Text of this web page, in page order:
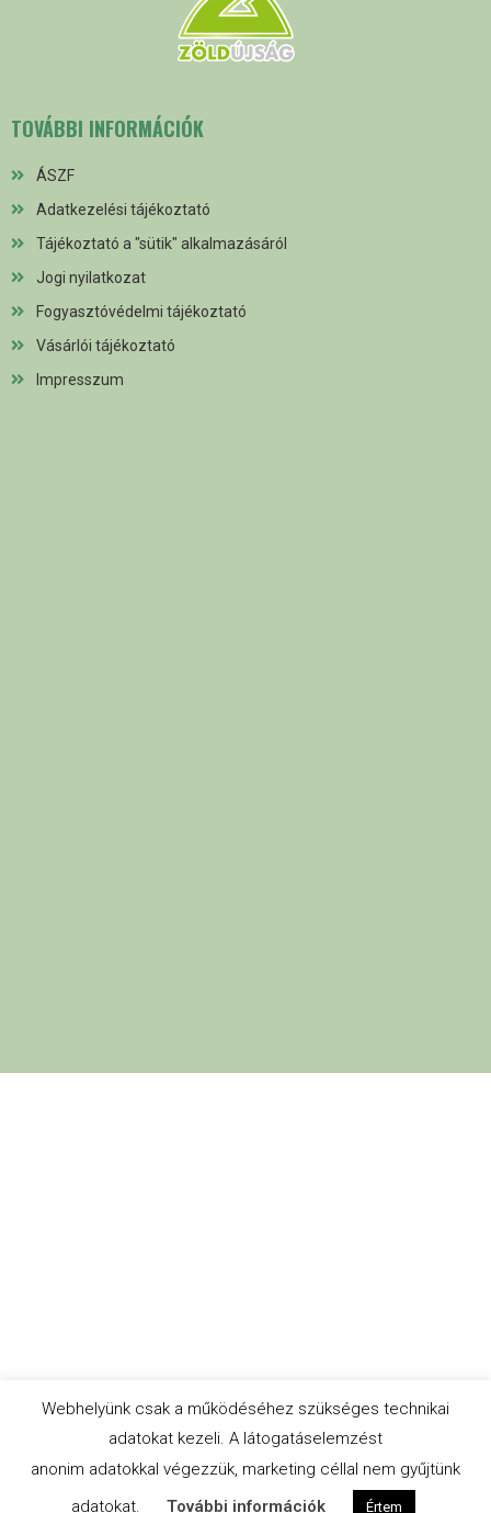
TOVÁBBI INFORMÁCIÓK
ÁSZF
Adatkezelési tájékoztató
Tájékoztató a "sütik" alkalmazásáról
Jogi nyilatkozat
Fogyasztóvédelmi tájékoztató
Vásárlói tájékoztató
Impresszum
Webhelyünk csak a működéséhez szükséges technikai
adatokat kezeli. A látogatáselemzést
anonim adatokkal végezzük, marketing céllal nem gyűjtünk
adatokat.
További információk Értem